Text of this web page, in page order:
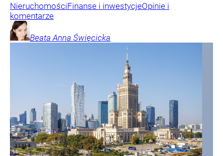
NieruchomościFinanse i inwestycjeOpinie i
komentarze
Beata Anna Święcicka